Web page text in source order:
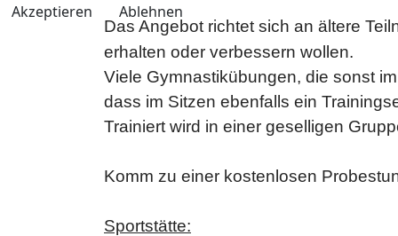
Das Angebot richtet sich an ältere
erhalten oder verbessern wollen.
Viele Gymnastikübungen, die sonst
dass im Sitzen ebenfalls ein
Trainiert wird in einer geselligen
Komm zu einer kostenlosen
Sportstätte:
Akzeptieren Ablehnen